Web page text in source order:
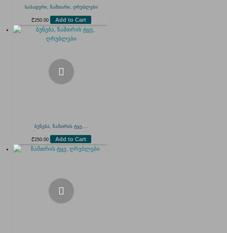
საბადური, ზამთარი, ღრუბლები
₾250.00 Add to Cart
ბუნება, ზამთრის ტყე,...
₾250.00 Add to Cart